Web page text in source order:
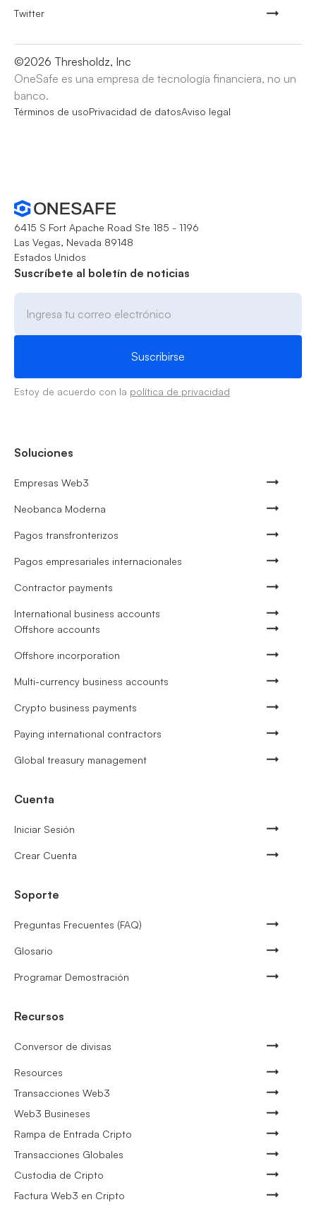
Twitter
©2026 Thresholdz, Inc
OneSafe es una empresa de tecnología financiera, no un
banco.
Términos de usoPrivacidad de datosAviso legal
6415 S Fort Apache Road Ste 185 - 1196
Las Vegas, Nevada 89148
Estados Unidos
Suscríbete al boletín de noticias
Estoy de acuerdo con la política de privacidad
Soluciones
Empresas Web3
Neobanca Moderna
Pagos transfronterizos
Pagos empresariales internacionales
Contractor payments
International business accounts
Offshore accounts
Offshore incorporation
Multi-currency business accounts
Crypto business payments
Paying international contractors
Global treasury management
Cuenta
Iniciar Sesión
Crear Cuenta
Soporte
Preguntas Frecuentes (FAQ)
Glosario
Programar Demostración
Recursos
Conversor de divisas
Resources
Transacciones Web3
Web3 Busineses
Rampa de Entrada Cripto
Transacciones Globales
Custodia de Cripto
Factura Web3 en Cripto